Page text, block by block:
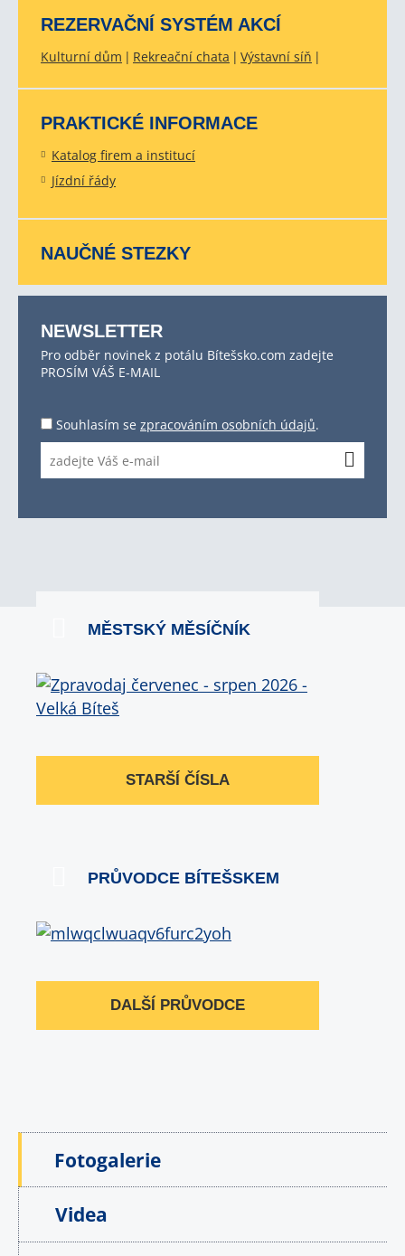
REZERVAČNÍ SYSTÉM AKCÍ
Kulturní dům Rekreační chata Výstavní síň
PRAKTICKÉ INFORMACE
Katalog firem a institucí
Jízdní řády
NAUČNÉ STEZKY
NEWSLETTER
Pro odběr novinek z potálu Bítešsko.com zadejte
PROSÍM VÁŠ E-MAIL
Souhlasím se zpracováním osobních údajů.
MĚSTSKÝ MĚSÍČNÍK
STARŠÍ ČÍSLA
PRŮVODCE BÍTEŠSKEM
DALŠÍ PRŮVODCE
Fotogalerie
Videa